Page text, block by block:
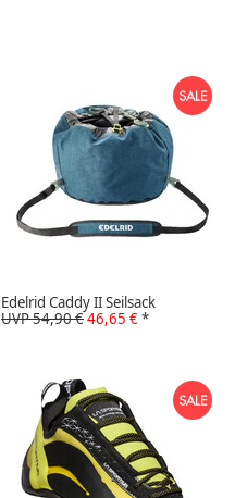
Edelrid Caddy II Seilsack
UVP 54,90 €46,65 €*